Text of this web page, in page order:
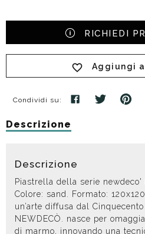
RICHIEDI
Aggiungi
Condividi su:
Descrizione
Descrizione
Piastrella della serie newdeco'
Colore: sand. Formato:
un’arte diffusa dal
NEWDECÒ. nasce per
di marmo, innovando una